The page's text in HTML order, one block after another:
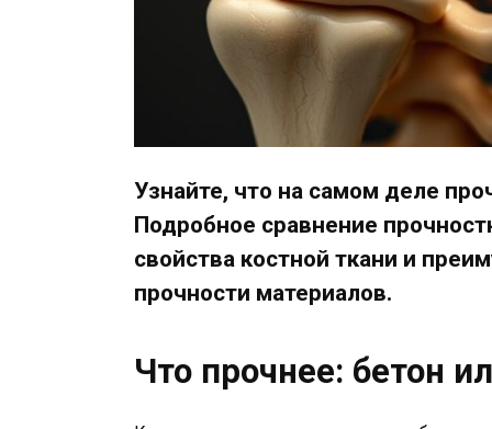
Узнайте, что на самом деле
Подробное сравнение
свойства костной ткани и
прочности материалов.
Что прочнее: бетон